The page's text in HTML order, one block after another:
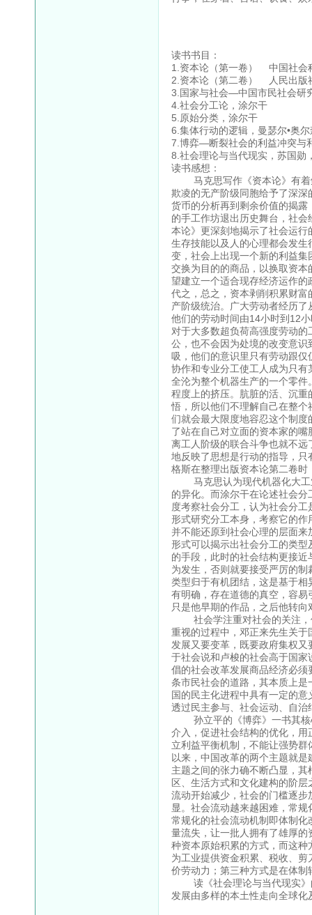
读书书目：
1.资本论（第一卷） 中国社会
2.资本论（第二卷） 人民出版
3.国家与社会—中国市民社会研
4.社会分工论，涂尔干
5.原始分类，涂尔干
6.集体行动的逻辑，曼瑟尔•奥
7.博弈—断裂社会的利益冲突与
8.社会理论与当代现实，苏国勋
读书感想：
马克思写作《资本论》有着
欺凌的无产阶级同胞给予了深
货币的分析再到剩余价值的揭
的手工作坊退出历史舞台，社
本论》更深刻地揭示了社会运
生存技能以及人的心理都会发
变，社会上出现一个新的利益
交换为目的的商品，以换取资
望建立一个适合现存经济运作
代之，总之，资本剥削积累财
产阶级统治。广大劳动者经历
他们的劳动时间由14小时到12
对于大多数超负荷高强度劳动
公，也不会因为处境的改变意
吸，他们的意识里只有劳动跟
协作和专业分工使工人成为只
全沦为整个机器生产的一个零件
程度上的挤压。肮脏的活、沉
悟，所以他们不理解自己在整
们就会最大限度地容忍这个制
了站在自己对立面的资本家的
离工人阶级的联合斗争也就不
地反映了思想是行动的指导，
格斯在整理出版资本论第二卷
马克思认为现代机器化大工
的异化。而涂尔干在论述社会
度考察社会分工，认为社会分
形式研究分工本身，考察它的
并不能还原到社会心理的层面
形式可以揭示出社会分工的类
的手段，此时的社会结构更接
为发生，否则就要接受严厉的
类型归于有机团结，这是基于
有明确，存在道德的真空，容
只是他早期的作品，之后他转
社会学注重对社会的关注，
重视的过程中，邓正来先生关
发展又要变革，既要政府集权
于社会说和卢梭的社会高于国
倡的社会改革发展商品经济必
条市民社会的道路，其本质上
国的民主化进程中具有一定的
透过民主参与、社会运动、自
孙立平的《博弈》一书其核
介入，促进社会结构的优化，
立利益平衡机制，不能让强势
以来，中国改革的两个主题就
主题之间的张力确不断凸显，
区、生活方式和文化建构的阶
流动开始减少，社会的门槛逐
显。社会流动越来越困难，常
常规化的社会流动机制即体制
量流失，让一批人拥有了雄厚
种资本原始积累的方式，而这
为工业提供资金积累、税收、
价劳动力；第三种方式是在体
读《社会理论与当代现实》
发展由多样的本土性走向全球化